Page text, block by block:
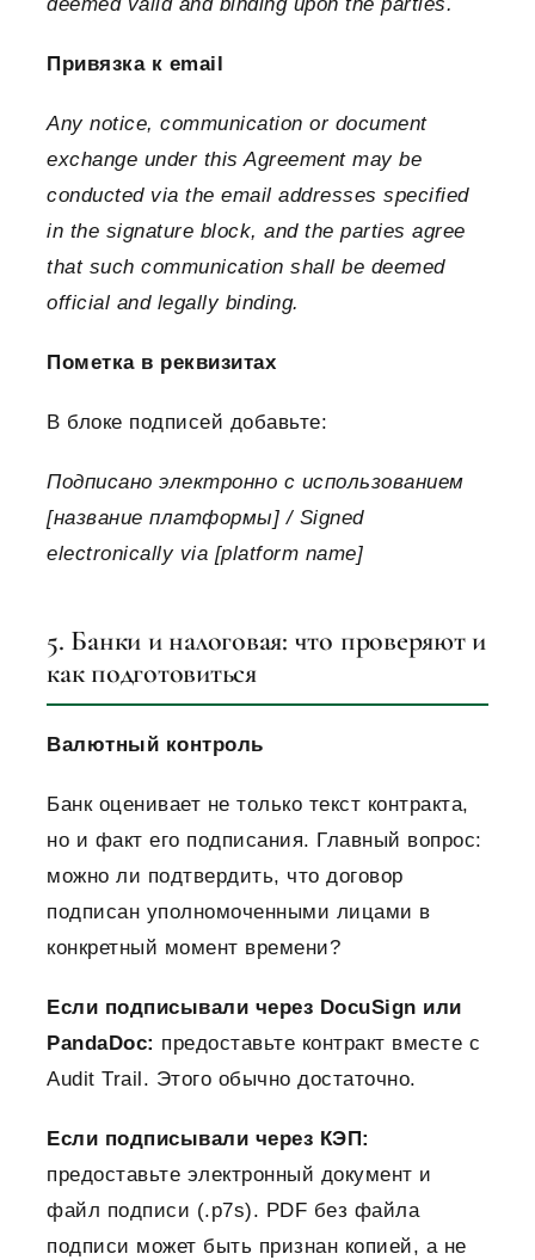
Привязка к email
Any notice, communication or document
exchange under this Agreement may be
conducted via the email addresses specified
in the signature block, and the parties agree
that such communication shall be deemed
official and legally binding.
Пометка в реквизитах
В блоке подписей добавьте:
Подписано электронно с использованием
[название платформы] / Signed
electronically via [platform name]
5. Банки и налоговая: что проверяют и
как подготовиться
Валютный контроль
Банк оценивает не только текст контракта,
но и факт его подписания. Главный вопрос:
можно ли подтвердить, что договор
подписан уполномоченными лицами в
конкретный момент времени?
Если подписывали через DocuSign или
PandaDoc: предоставьте контракт вместе с
Audit Trail. Этого обычно достаточно.
Если подписывали через КЭП:
предоставьте электронный документ и
файл подписи (.p7s). PDF без файла
подписи может быть признан копией, а не